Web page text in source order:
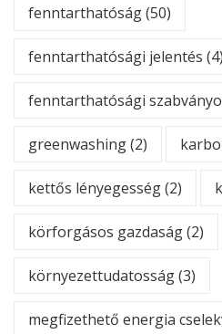
fenntarthatóság(50)
fenntarthatósági jelentés (4)
fenntarthatósági
greenwashing(2)
kettős lényegesség(2)
körforgásos gazdaság(2)
környezettudatosság(3)
megfizethető energia